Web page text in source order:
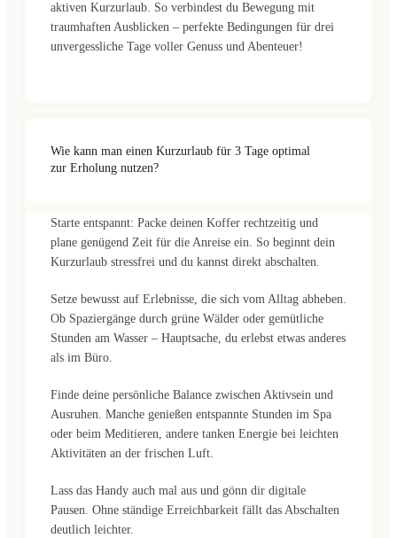
aktiven Kurzurlaub. So verbindest du Bewegung mit
traumhaften Ausblicken – perfekte Bedingungen für drei
unvergessliche Tage voller Genuss und Abenteuer!
Wie kann man einen Kurzurlaub für 3 Tage optimal
zur Erholung nutzen?
Starte entspannt: Packe deinen Koffer rechtzeitig und
plane genügend Zeit für die Anreise ein. So beginnt dein
Kurzurlaub stressfrei und du kannst direkt abschalten.
Setze bewusst auf Erlebnisse, die sich vom Alltag abheben.
Ob Spaziergänge durch grüne Wälder oder gemütliche
Stunden am Wasser – Hauptsache, du erlebst etwas anderes
als im Büro.
Finde deine persönliche Balance zwischen Aktivsein und
Ausruhen. Manche genießen entspannte Stunden im Spa
oder beim Meditieren, andere tanken Energie bei leichten
Aktivitäten an der frischen Luft.
Lass das Handy auch mal aus und gönn dir digitale
Pausen. Ohne ständige Erreichbarkeit fällt das Abschalten
deutlich leichter.